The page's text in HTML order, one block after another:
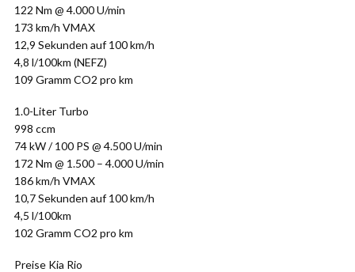
122 Nm @ 4.000 U/min
173 km/h VMAX
12,9 Sekunden auf 100 km/h
4,8 l/100km (NEFZ)
109 Gramm CO2 pro km
1.0-Liter Turbo
998 ccm
74 kW / 100 PS @ 4.500 U/min
172 Nm @ 1.500 – 4.000 U/min
186 km/h VMAX
10,7 Sekunden auf 100 km/h
4,5 l/100km
102 Gramm CO2 pro km
Preise Kia Rio